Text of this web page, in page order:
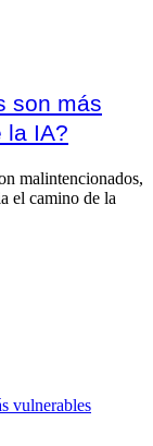
son más
la IA?
malintencionados,
el camino de la